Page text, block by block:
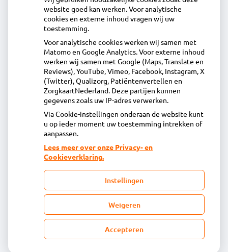
Apotheek Daalmeer
J.Naberstraat 43, 1827LB Alkmaar
072-5613434
info@apotheekdaalmeer.nl
Inschrijven
Centrale administratie
Heeft u vragen of opmerkingen over uw
toegestuurde rekening van de apotheek?
declaratie@acdaphagroep.nl
website goed kan werken. Voor analytische
cookies en externe inhoud vragen wij uw
toestemming.
Voor analytische cookies werken wij samen met
Matomo en Google Analytics. Voor externe inhoud
werken wij samen met Google (Maps, Translate en
Reviews), YouTube, Vimeo, Facebook, Instagram, X
(Twitter), Qualizorg, Patiëntenvertellen en
ZorgkaartNederland. Deze partijen kunnen
gegevens zoals uw IP-adres verwerken.
Via Cookie-instellingen onderaan de website kunt
u op ieder moment uw toestemming intrekken of
aanpassen.
Lees meer over onze Privacy- en
Cookieverklaring.
Instellingen
Weigeren
Accepteren